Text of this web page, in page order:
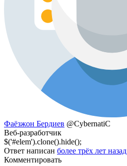
Фаёзжон Бердиев @CybernatiC
Веб-разработчик
$('#elem').clone().hide();
Ответ написан более трёх лет назад
Комментировать